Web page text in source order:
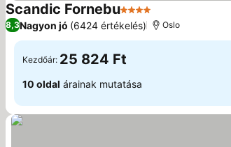
Scandic Fornebu4 Kategória
8,3Nagyon jó (6424 értékelés) Oslo
Kezdőár: 25 824 Ft
10 oldal árainak mutatása